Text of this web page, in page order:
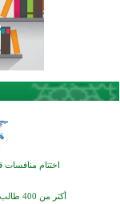
اختتام الدورة
تيسليتش تختتم
اختتام منافسات
أكثر من 400 طالب يشاركون في مسابقة المعلومات الإسلامية بأستراليا